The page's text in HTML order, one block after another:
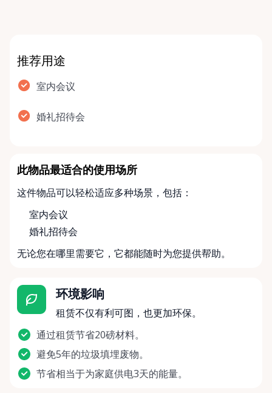
推荐用途
室内会议
婚礼招待会
此物品最适合的使用场所
这件物品可以轻松适应多种场景，包括：
室内会议
婚礼招待会
无论您在哪里需要它，它都能随时为您提供帮助。
环境影响
租赁不仅有利可图，也更加环保。
通过租赁节省20磅材料。
避免5年的垃圾填埋废物。
节省相当于为家庭供电3天的能量。